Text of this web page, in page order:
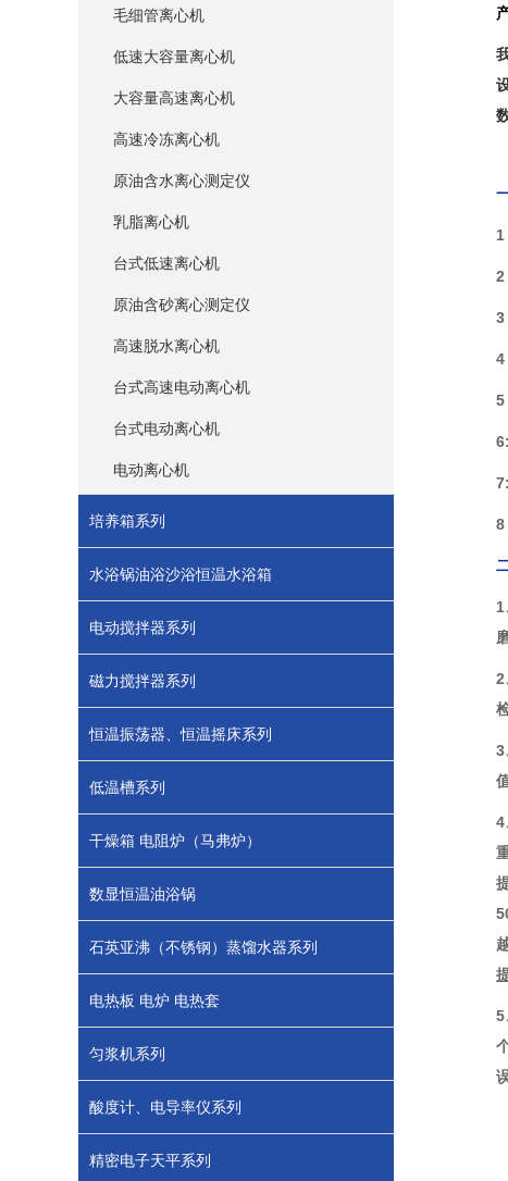
毛细管离心机
低速大容量离心机
大容量高速离心机
高速冷冻离心机
原油含水离心测定仪
乳脂离心机
台式低速离心机
原油含砂离心测定仪
高速脱水离心机
台式高速电动离心机
台式电动离心机
电动离心机
培养箱系列
水浴锅油浴沙浴恒温水浴箱
电动搅拌器系列
磁力搅拌器系列
恒温振荡器、恒温摇床系列
低温槽系列
干燥箱 电阻炉（马弗炉）
数显恒温油浴锅
石英亚沸（不锈钢）蒸馏水器系列
电热板 电炉 电热套
匀浆机系列
酸度计、电导率仪系列
精密电子天平系列
2
3
4
5
8
2
3
4
5